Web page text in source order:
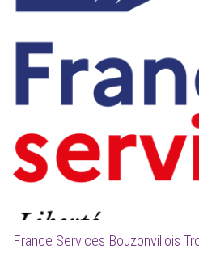
France Services Bouzonvillois